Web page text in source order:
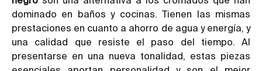
dominado en baños y cocinas. Tienen las mismas
prestaciones en cuanto a ahorro de agua y energía, y
una calidad que resiste el paso del tiempo. Al
presentarse en una nueva tonalidad, estas piezas